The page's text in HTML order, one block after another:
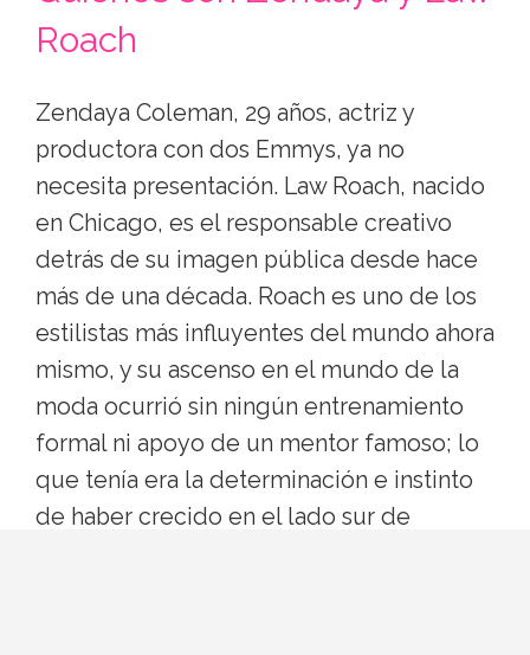
Roach
Zendaya Coleman, 29 años, actriz y
productora con dos Emmys, ya no
necesita presentación. Law Roach, nacido
en Chicago, es el responsable creativo
detrás de su imagen pública desde hace
más de una década. Roach es uno de los
estilistas más influyentes del mundo ahora
mismo, y su ascenso en el mundo de la
moda ocurrió sin ningún entrenamiento
formal ni apoyo de un mentor famoso; lo
que tenía era la determinación e instinto
de haber crecido en el lado sur de